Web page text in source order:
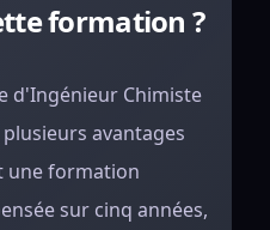
formation ?
d'Ingénieur Chimiste
avantages
une formation
sur cinq années,